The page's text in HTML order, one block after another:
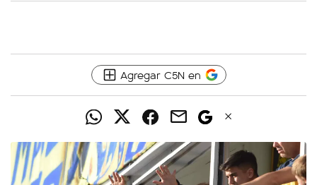
Agregar C5N en